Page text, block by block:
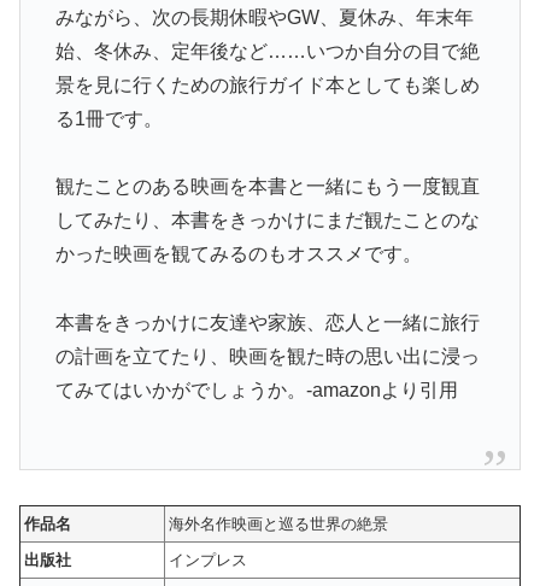
みながら、次の長期休暇やGW、夏休み、年末年
始、冬休み、定年後など……いつか自分の目で絶
景を見に行くための旅行ガイド本としても楽しめ
る1冊です。
観たことのある映画を本書と一緒にもう一度観直
してみたり、本書をきっかけにまだ観たことのな
かった映画を観てみるのもオススメです。
本書をきっかけに友達や家族、恋人と一緒に旅行
の計画を立てたり、映画を観た時の思い出に浸っ
てみてはいかがでしょうか。-amazonより引用
作品名
海外名作映画と巡る世界の絶景
出版社
インプレス